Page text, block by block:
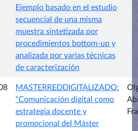
Ejemplo basado en el estudio
secuencial de una misma
muestra sintetizada por
procedimientos bottom-up y
analizada por varias técnicas
de caracterización
MASTERREDDIGITALIZADO:
“Comunicación digital como
estrategia docente y
promocional del Máster